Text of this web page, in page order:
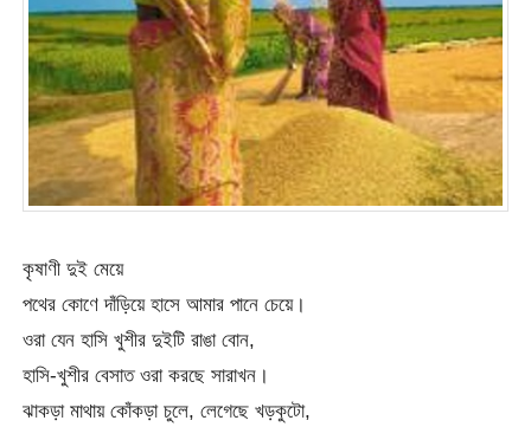
কৃষাণী দুই মেয়ে
পথের কোণে দাঁড়িয়ে হাসে আমার পানে চেয়ে।
ওরা যেন হাসি খুশীর দুইটি রাঙা বোন,
হাসি-খুশীর বেসাত ওরা করছে সারাখন।
ঝাকড়া মাথায় কোঁকড়া চুলে, লেগেছে খড়কুটো,